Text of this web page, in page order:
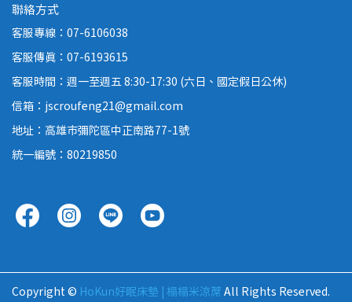
聯絡方式
客服專線：07-6106038
客服傳真：07-6193615
客服時間：週一至週五 8:30-17:30 (六日、國定假日公休)
信箱：jscroufeng21@gmail.com
地址：高雄市彌陀區中正南路77-1號
統一編號：80219850
Copyright © HoKun好眠床墊 | 榻榻米涼蓆 All Rights Reserved.